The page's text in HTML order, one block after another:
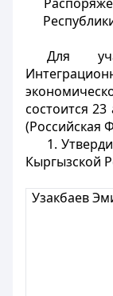
Для
состоится
(Российская
1.
Кыргызской
Узакбаев